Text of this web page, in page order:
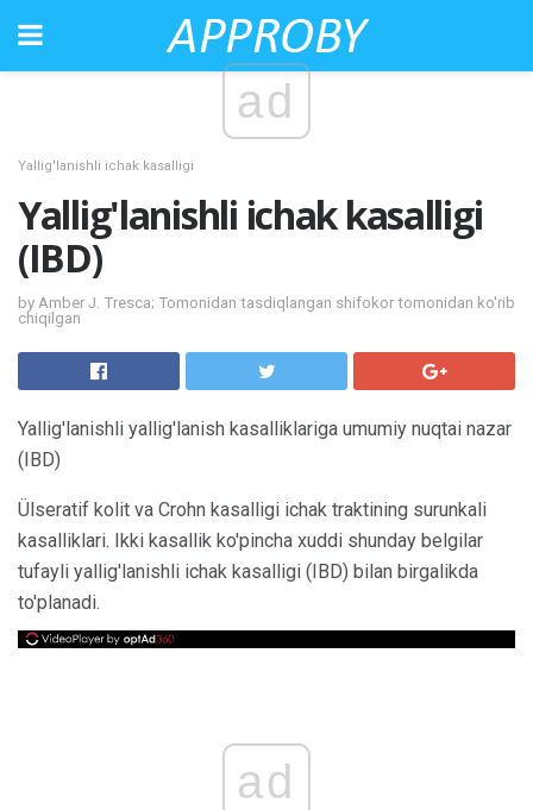
ad
Yallig'lanishli ichak kasalligi
Yallig'lanishli ichak kasalligi
(IBD)
by Amber J. Tresca; Tomonidan tasdiqlangan shifokor tomonidan ko'rib
chiqilgan
Yallig'lanishli yallig'lanish kasalliklariga umumiy nuqtai nazar
(IBD)
Ülseratif kolit va Crohn kasalligi ichak traktining surunkali
kasalliklari. Ikki kasallik ko'pincha xuddi shunday belgilar
tufayli yallig'lanishli ichak kasalligi (IBD) bilan birgalikda
to'planadi.
ad